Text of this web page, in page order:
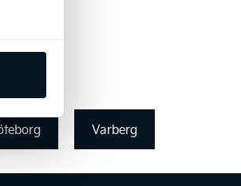
Varberg